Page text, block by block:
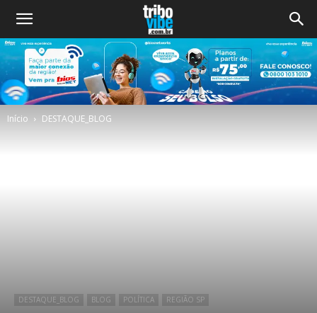
Início DESTAQUE_BLOG
DESTAQUE_BLOG BLOG POLÍTICA REGIÃO SP